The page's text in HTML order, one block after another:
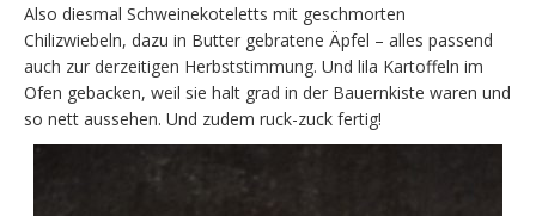
Also diesmal Schweinekoteletts mit geschmorten
Chilizwiebeln, dazu in Butter gebratene Äpfel – alles passend
auch zur derzeitigen Herbststimmung. Und lila Kartoffeln im
Ofen gebacken, weil sie halt grad in der Bauernkiste waren und
so nett aussehen. Und zudem ruck-zuck fertig!